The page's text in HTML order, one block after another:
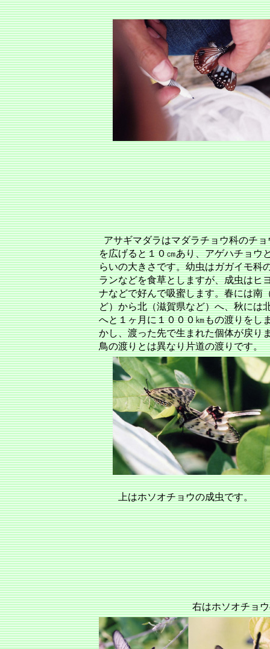
アサギマダラはマダラチョウ科のチョ
を広げると１０㎝あり、アゲハチョウ
らいの大きさです。幼虫はガガイモ科
ランなどを食草としますが、成虫はヒ
ナなどで好んで吸蜜します。春には南
ど）から北（滋賀県など）へ、秋には
へと１ヶ月に１０００㎞もの渡りをし
かし、渡った先で生まれた個体が戻り
鳥の渡りとは異なり片道の渡りです。
上はホソオチョウの成虫です。
右はホソオチョウ